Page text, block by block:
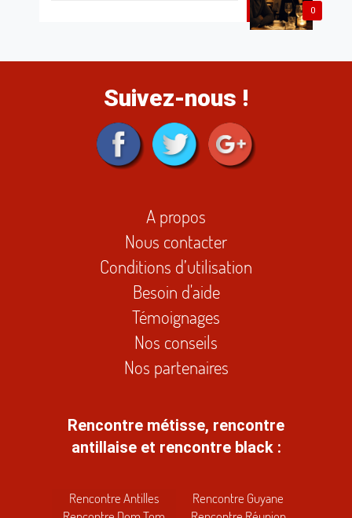
0
Suivez-nous !
A propos
Nous contacter
Conditions d’utilisation
Besoin d'aide
Témoignages
Nos conseils
Nos partenaires
Rencontre métisse, rencontre
antillaise et rencontre black :
Rencontre Antilles
Rencontre Guyane